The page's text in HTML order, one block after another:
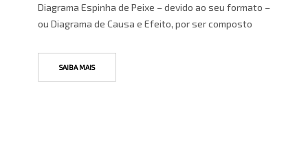
Diagrama Espinha de Peixe – devido ao seu formato –
ou Diagrama de Causa e Efeito, por ser composto
SAIBA MAIS